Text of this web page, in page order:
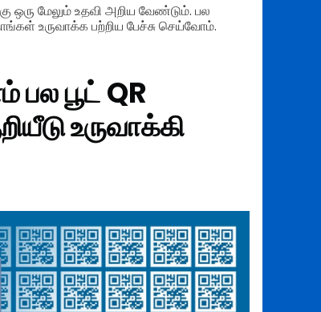
மேலும் உதவி அறிய வேண்டும். பல
உருவாக்க பற்றிய பேச்சு செய்வோம்.
பல பூட் QR
உருவாக்கி